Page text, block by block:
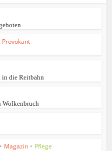
Provokant
in die Reitbahn
Wolkenbruch
• Magazin • Pflege